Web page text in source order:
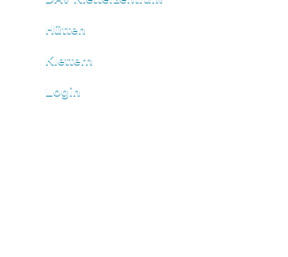
Hütten
Klettern
Login